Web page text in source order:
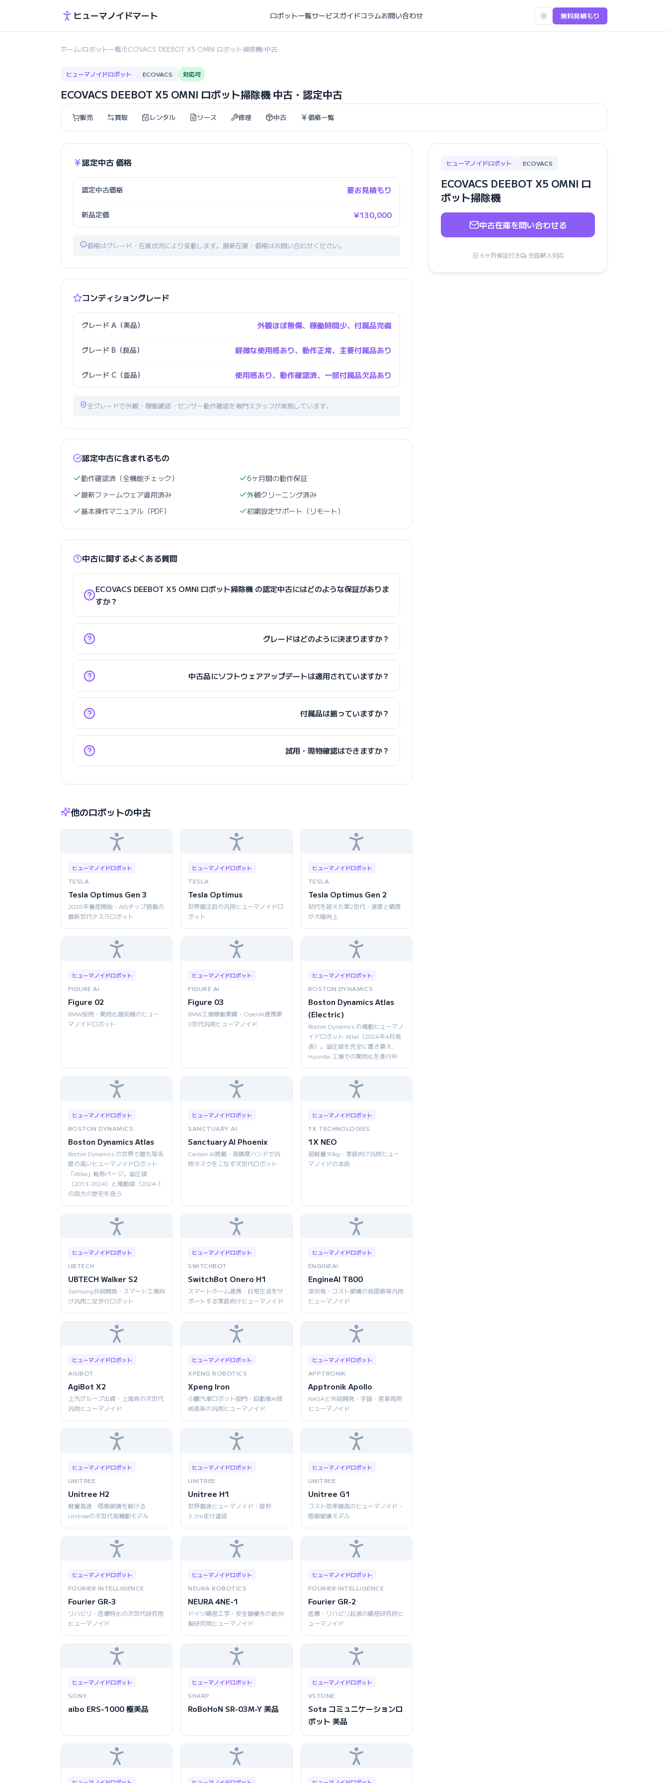
ヒューマノイドマート ロボット一覧サービスガイドコラムお問い合わせ 無料見積もり
ホーム/ロボット一覧/ECOVACS DEEBOT X5 OMNI ロボット掃除機/中古
ヒューマノイドロボット ECOVACS 対応可
ECOVACS DEEBOT X5 OMNI ロボット掃除機 中古・認定中古
販売 買取 レンタル リース 修理 中古 価格一覧
認定中古 価格
認定中古価格 要お見積もり
新品定価 ¥130,000
価格はグレード・在庫状況により変動します。最新在庫・価格はお問い合わせください。
コンディショングレード
グレード A（美品） 外観ほぼ無傷、稼働時間少、付属品完備
グレード B（良品） 軽微な使用感あり、動作正常、主要付属品あり
グレード C（並品） 使用感あり、動作確認済、一部付属品欠品あり
全グレードで外観・稼働確認・センサー動作確認を専門スタッフが実施しています。
認定中古に含まれるもの
動作確認済（全機能チェック）
6ヶ月間の動作保証
最新ファームウェア適用済み
外観クリーニング済み
基本操作マニュアル（PDF）
初期設定サポート（リモート）
中古に関するよくある質問
ECOVACS DEEBOT X5 OMNI ロボット掃除機 の認定中古にはどのような保証がありま
すか？
グレードはどのように決まりますか？
中古品にソフトウェアアップデートは適用されていますか？
付属品は揃っていますか？
試用・現物確認はできますか？
他のロボットの中古
ヒューマノイドロボット
TESLA
Tesla Optimus Gen 3
2026年量産開始・AI5チップ搭載の
最新世代テスラロボット
ヒューマノイドロボット
TESLA
Tesla Optimus
世界最注目の汎用ヒューマノイドロ
ボット
ヒューマノイドロボット
TESLA
Tesla Optimus Gen 2
初代を超えた第2世代・速度と精度
が大幅向上
ヒューマノイドロボット
FIGURE AI
Figure 02
BMW採用・実用化最前線のヒュー
マノイドロボット
ヒューマノイドロボット
FIGURE AI
Figure 03
BMW工場稼働実績・OpenAI連携第
3世代汎用ヒューマノイド
ヒューマノイドロボット
BOSTON DYNAMICS
Boston Dynamics Atlas
(Electric)
Boston Dynamics の電動ヒューマノ
イドロボット Atlas（2024年4月発
表）。油圧版を完全に置き換え、
Hyundai 工場での実用化を進行中
ヒューマノイドロボット
BOSTON DYNAMICS
Boston Dynamics Atlas
Boston Dynamics の世界で最も知名
度の高いヒューマノイドロボット
「Atlas」総称ページ。油圧版
（2013-2024）と電動版（2024-）
の両方の歴史を扱う
ヒューマノイドロボット
SANCTUARY AI
Sanctuary AI Phoenix
Carbon AI搭載・高精度ハンドで汎
用タスクをこなす次世代ロボット
ヒューマノイドロボット
1X TECHNOLOGIES
1X NEO
超軽量30kg・家庭向け汎用ヒュー
マノイドの本命
ヒューマノイドロボット
UBTECH
UBTECH Walker S2
Samsung共同開発・スマート工場向
け汎用二足歩行ロボット
ヒューマノイドロボット
SWITCHBOT
SwitchBot Onero H1
スマートホーム連携・日常生活をサ
ポートする家庭向けヒューマノイド
ヒューマノイドロボット
ENGINEAI
EngineAI T800
深圳発・コスト破壊の低価格帯汎用
ヒューマノイド
ヒューマノイドロボット
AGIBOT
AgiBot X2
上汽グループ出資・上海発の次世代
汎用ヒューマノイド
ヒューマノイドロボット
XPENG ROBOTICS
Xpeng Iron
小鵬汽車ロボット部門・自動車AI技
術直系の汎用ヒューマノイド
ヒューマノイドロボット
APPTRONIK
Apptronik Apollo
NASAと共同開発・宇宙・産業両用
ヒューマノイド
ヒューマノイドロボット
UNITREE
Unitree H2
軽量高速・価格破壊を続ける
Unitreeの次世代高機動モデル
ヒューマノイドロボット
UNITREE
Unitree H1
世界最速ヒューマノイド・毎秒
3.3m走行達成
ヒューマノイドロボット
UNITREE
Unitree G1
コスト効率最高のヒューマノイド・
価格破壊モデル
ヒューマノイドロボット
FOURIER INTELLIGENCE
Fourier GR-3
リハビリ・医療特化の次世代研究用
ヒューマノイド
ヒューマノイドロボット
NEURA ROBOTICS
NEURA 4NE-1
ドイツ精密工学・安全最優先の欧州
製研究用ヒューマノイド
ヒューマノイドロボット
FOURIER INTELLIGENCE
Fourier GR-2
医療・リハビリ起源の精密研究用ヒ
ューマノイド
ヒューマノイドロボット
SONY
aibo ERS-1000 極美品
ヒューマノイドロボット
SHARP
RoBoHoN SR-03M-Y 美品
ヒューマノイドロボット
VSTONE
Sota コミュニケーションロ
ボット 美品
ヒューマノイドロボット ECOVACS
ECOVACS DEEBOT X5 OMNI ロ
ボット掃除機
中古在庫を問い合わせる
6ヶ月保証付き 全国納入対応